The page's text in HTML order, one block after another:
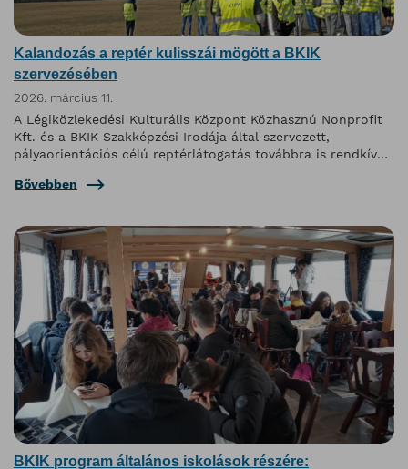
Kalandozás a reptér kulisszái mögött a BKIK
szervezésében
2026. március 11.
A Légiközlekedési Kulturális Központ Közhasznú Nonprofit
Kft. és a BKIK Szakképzési Irodája által szervezett,
pályaorientációs célú reptérlátogatás továbbra is rendkívül
Bővebben
BKIK program általános iskolások részére: